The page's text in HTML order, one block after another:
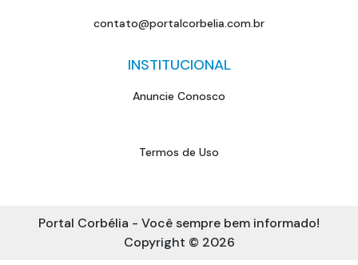
contato@portalcorbelia.com.br
INSTITUCIONAL
Anuncie Conosco
Termos de Uso
Portal Corbélia - Você sempre bem informado!
Copyright © 2026